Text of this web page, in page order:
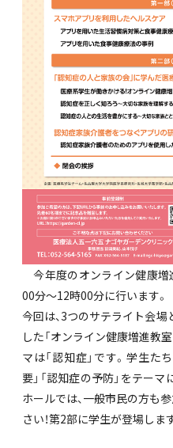
今年度のオンライン健康
00分〜12時00分に行います。
今回は、3つのサテライト会
した「オンライン健康増進教
マは「認知症」です。学生た
要」「認知症の予防」をテー
ホールでは、一般市民の方も
さい！第2部に学生が登場します